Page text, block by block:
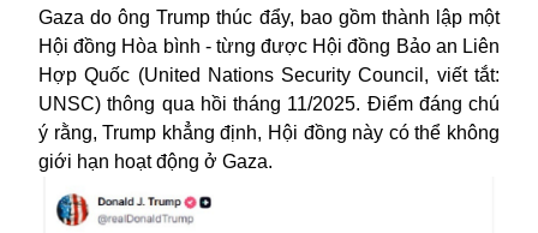
Gaza do ông Trump thúc đẩy, bao gồm thành lập một
Hội đồng Hòa bình - từng được Hội đồng Bảo an Liên
Hợp Quốc (United Nations Security Council, viết tắt:
UNSC) thông qua hồi tháng 11/2025. Điểm đáng chú
ý rằng, Trump khẳng định, Hội đồng này có thể không
giới hạn hoạt động ở Gaza.